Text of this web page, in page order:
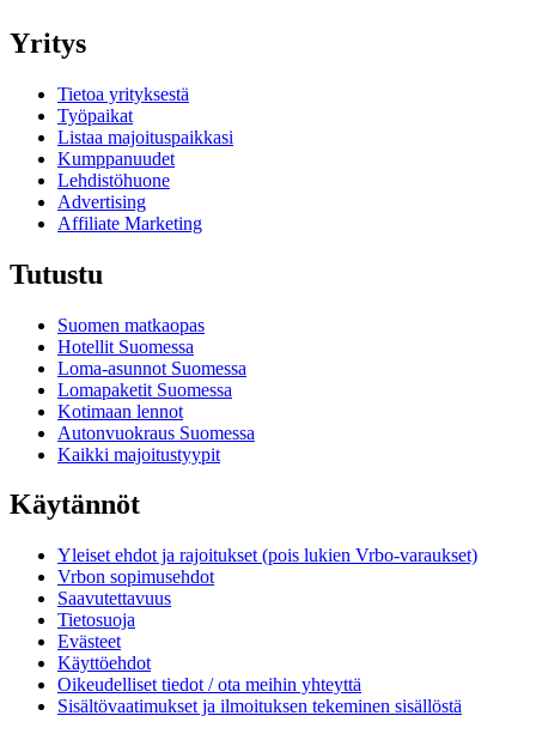
Yritys
Tietoa yrityksestä
Työpaikat
Listaa majoituspaikkasi
Kumppanuudet
Lehdistöhuone
Advertising
Affiliate Marketing
Tutustu
Suomen matkaopas
Hotellit Suomessa
Loma-asunnot Suomessa
Lomapaketit Suomessa
Kotimaan lennot
Autonvuokraus Suomessa
Kaikki majoitustyypit
Käytännöt
Yleiset ehdot ja rajoitukset (pois lukien Vrbo-varaukset)
Vrbon sopimusehdot
Saavutettavuus
Tietosuoja
Evästeet
Käyttöehdot
Oikeudelliset tiedot / ota meihin yhteyttä
Sisältövaatimukset ja ilmoituksen tekeminen sisällöstä